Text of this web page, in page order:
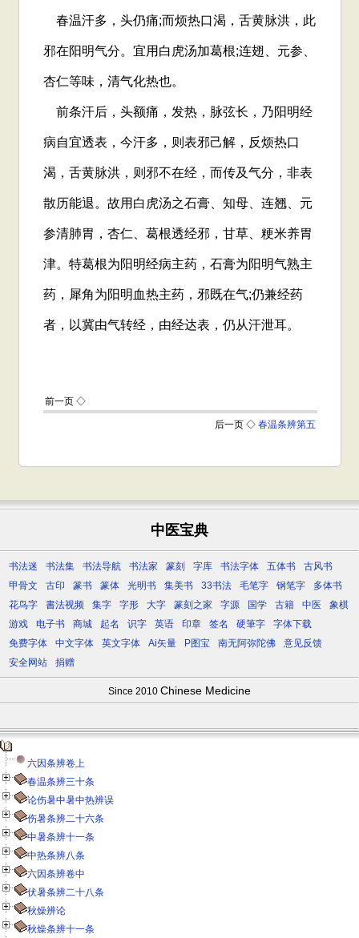
中医宝典
书法迷 书法集 书法导航 书法家 篆刻 字库 书法字体 五体书
古风书
甲骨文
古印 篆书 篆体 光明书 集美书 33书法 毛笔字 钢笔字
多体书
花鸟字
書法视频 集字 字形 大字 篆刻之家 字源 国学 古籍 中医
象棋
游戏
电子书 商城 起名 识字 英语 印章 签名 硬筆字
字体下载
免费字体
中文字体 英文字体 Ai矢量 P图宝 南无阿弥陀佛
意见反馈
安全网站
捐赠
Since 2010 Chinese Medicine
六因条辨卷上
春温条辨三十条
论伤暑中暑中热辨误
伤暑条辨二十六条
中暑条辨十一条
中热条辨八条
六因条辨卷中
伏暑条辨二十八条
秋燥辨论
秋燥条辨十一条